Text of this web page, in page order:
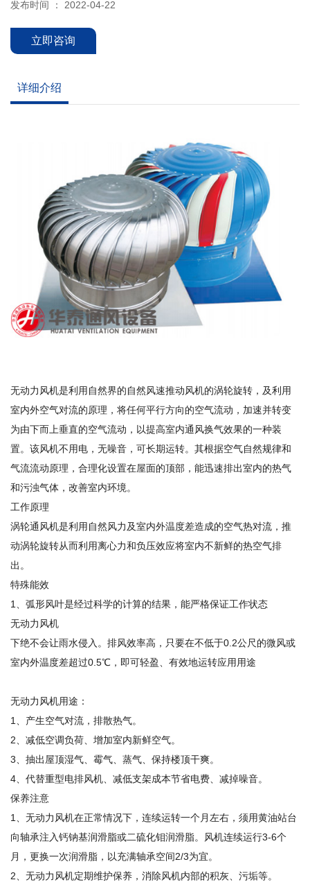
发布时间 ： 2022-04-22
立即咨询
详细介绍
无动力风机是利用自然界的自然风速推动风机的涡轮旋转，及利用
室内外空气对流的原理，将任何平行方向的空气流动，加速并转变
为由下而上垂直的空气流动，以提高室内通风换气效果的一种装
置。该风机不用电，无噪音，可长期运转。其根据空气自然规律和
气流流动原理，合理化设置在屋面的顶部，能迅速排出室内的热气
和污浊气体，改善室内环境。
工作原理
涡轮通风机是利用自然风力及室内外温度差造成的空气热对流，推
动涡轮旋转从而利用离心力和负压效应将室内不新鲜的热空气排
出。
特殊能效
1、弧形风叶是经过科学的计算的结果，能严格保证工作状态
无动力风机
下绝不会让雨水侵入。排风效率高，只要在不低于0.2公尺的微风或
室内外温度差超过0.5℃，即可轻盈、有效地运转应用用途
无动力风机用途：
1、产生空气对流，排散热气。
2、减低空调负荷、增加室内新鲜空气。
3、抽出屋顶湿气、霉气、蒸气、保持楼顶干爽。
4、代替重型电排风机、减低支架成本节省电费、减掉噪音。
保养注意
1、无动力风机在正常情况下，连续运转一个月左右，须用黄油站台
向轴承注入钙钠基润滑脂或二硫化钼润滑脂。风机连续运行3-6个
月，更换一次润滑脂，以充满轴承空间2/3为宜。
2、无动力风机定期维护保养，消除风机内部的积灰、污垢等。